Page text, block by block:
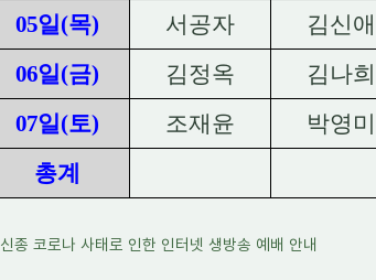
05일(목) 서공자 김신애
06일(금) 김정옥 김나희
07일(토) 조재윤 박영미
총계
신종 코로나 사태로 인한 인터넷 생방송 예배 안내